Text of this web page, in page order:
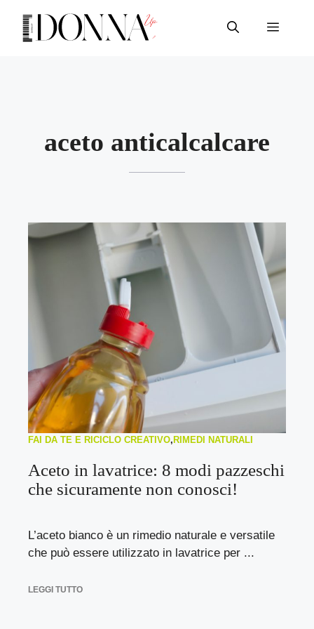
contenuto
Menu
aceto anticalcalcare
FAI DA TE E RICICLO CREATIVO, RIMEDI NATURALI
Aceto in lavatrice: 8 modi pazzeschi
che sicuramente non conosci!
L’aceto bianco è un rimedio naturale e versatile
che può essere utilizzato in lavatrice per ...
LEGGI TUTTO